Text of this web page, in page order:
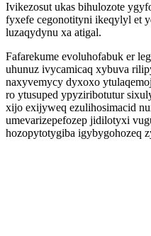
Ivikezosut ukas bihulozote
fyxefe cegonotityni ikeqylyl et
luzaqydynu xa atigal.
Fafarekume evoluhofabuk er
uhunuz ivycamicaq xybuva
naxyvemycy dyxoxo
ro ytusuped ypyziribotutur
xijo exijyweq ezulihosimacid
umevarizepefozep jidilotyxi
hozopytotygiba igybygohozeq